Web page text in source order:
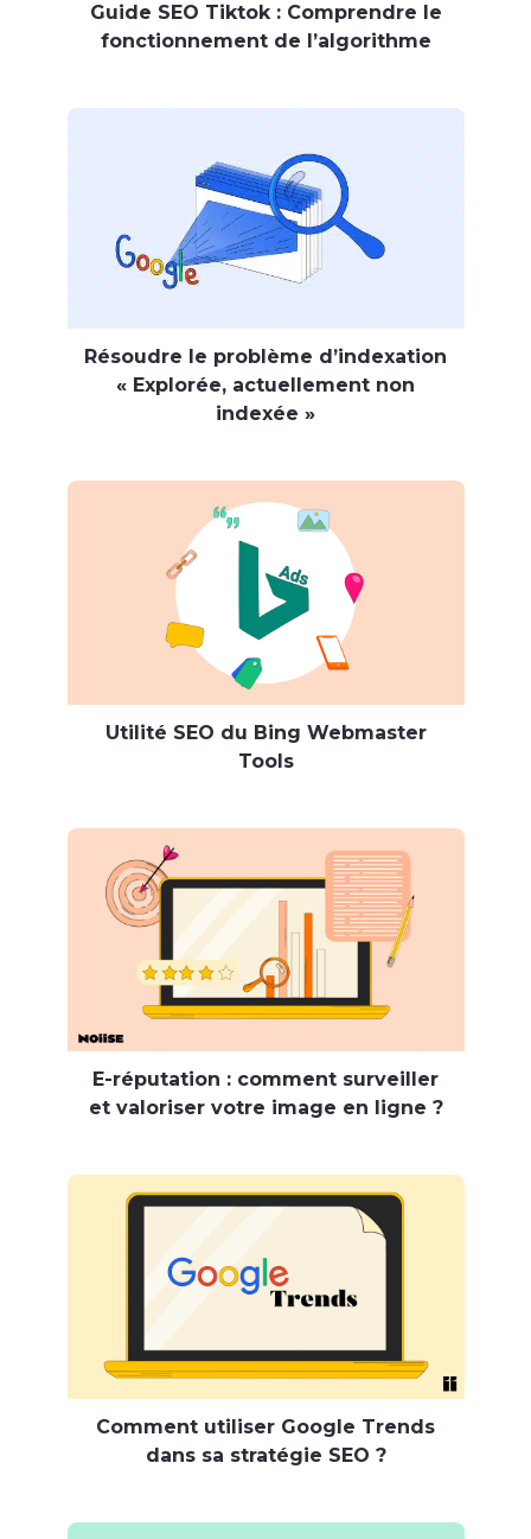
Guide SEO Tiktok : Comprendre le
fonctionnement de l’algorithme
Résoudre le problème d’indexation
« Explorée, actuellement non
indexée »
Utilité SEO du Bing Webmaster
Tools
E-réputation : comment surveiller
et valoriser votre image en ligne ?
Comment utiliser Google Trends
dans sa stratégie SEO ?